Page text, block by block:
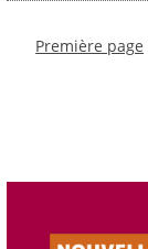
Première page